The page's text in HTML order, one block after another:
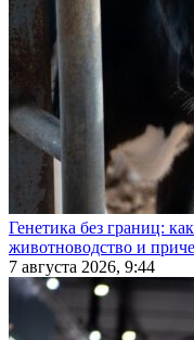
Генетика без границ:
животноводство и
7 августа 2026, 9:44